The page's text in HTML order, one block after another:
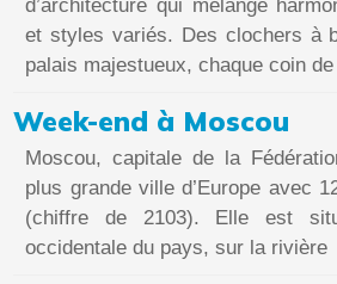
d’architecture qui mélange
et styles variés. Des clochers à
palais majestueux, chaque coin
Week-end à Moscou
Moscou, capitale de la
plus grande ville d’Europe avec 12 millions d’habitants
(chiffre de 2103). Elle est
occidentale du pays, sur la rivière